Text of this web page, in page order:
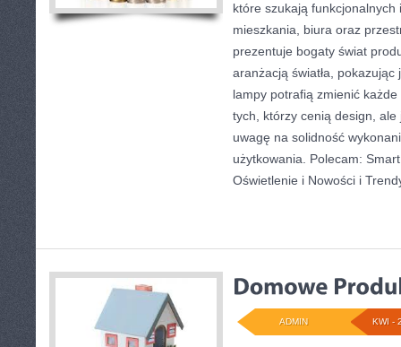
które szukają funkcjonalnych
mieszkania, biura oraz
prezentuje bogaty świat
aranżacją światła,
lampy potrafią zmienić
tych, którzy cenią design,
uwagę na solidność
użytkowania. Polecam:
Oświetlenie i Nowości i
KWI -
ADMIN